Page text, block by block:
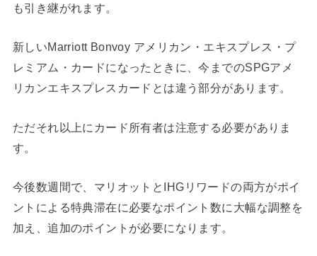
も引き継がれます。
新しいMarriott Bonvoy アメリカン・エキスプレス・プ
レミアム・カードになったときに、今までのSPGアメ
リカンエキスプレスカードとは違う部分があります。
ただそれ以上にカード所有者は注意する必要がありま
す。
今後数週間で、 マリオット と IHGリワードの両方がポイ
ントによる特典滞在に必要なポイント数に大幅な調整を
加え、追加のポイントが必要になります。